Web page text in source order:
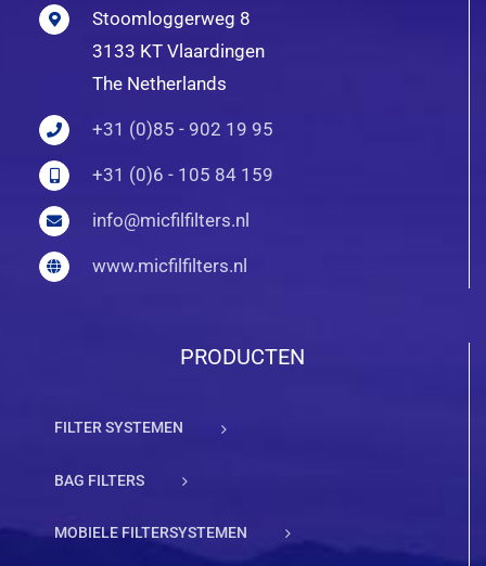
Stoomloggerweg 8
3133 KT Vlaardingen
The Netherlands
+31 (0)85 - 902 19 95
+31 (0)6 - 105 84 159
info@micfilfilters.nl
www.micfilfilters.nl
PRODUCTEN
FILTER SYSTEMEN
BAG FILTERS
MOBIELE FILTERSYSTEMEN